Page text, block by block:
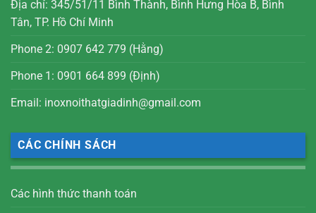
Địa chỉ: 345/51/11 Bình Thành, Bình Hưng Hòa B, Bình
Tân, TP. Hồ Chí Minh
Phone 2: 0907 642 779 (Hằng)
Phone 1: 0901 664 899 (Định)
Email: inoxnoithatgiadinh@gmail.com
CÁC CHÍNH SÁCH
Các hình thức thanh toán